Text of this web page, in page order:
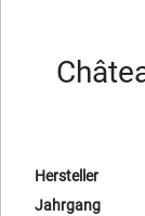
Hersteller
Jahrgang